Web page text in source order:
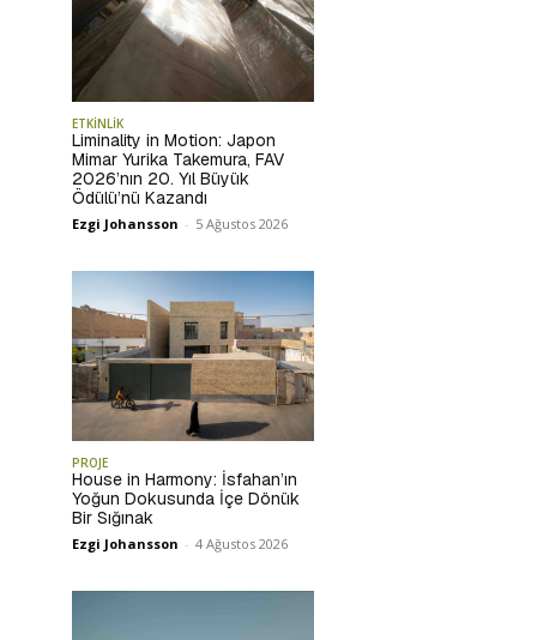
ETKİNLİK
Liminality in Motion: Japon
Mimar Yurika Takemura, FAV
2026’nın 20. Yıl Büyük
Ödülü’nü Kazandı
Ezgi Johansson - 5 Ağustos 2026
PROJE
House in Harmony: İsfahan’ın
Yoğun Dokusunda İçe Dönük
Bir Sığınak
Ezgi Johansson - 4 Ağustos 2026